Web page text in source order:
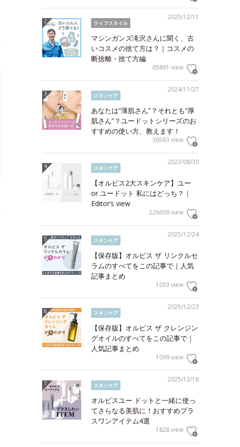
2025/12/11
ライフスタイル
マシンガンズ滝沢さんに聞く、古
いコスメの捨て方は？｜コスメの
断捨離・捨て方編
65891 view
2024/11/27
スキンケア
あなたは“薄肌さん”？それとも“厚
肌さん”？ユードットシリーズのお
すすめの使い方、教えます！
36583 view
2023/08/30
スキンケア
【オルビス2大スキンケア】ユー
or ユードット 私にはどっち？｜
Editor’s view
226609 view
2025/12/24
スキンケア
【保存版】オルビス ザ リンクルセ
ラムのすべてをこの記事で｜人気
記事まとめ
1033 view
2025/12/23
スキンケア
【保存版】オルビス ザ クレンジン
グオイルのすべてをこの記事で｜
人気記事まとめ
1099 view
2025/12/18
スキンケア
オルビスユー ドットと一緒に使っ
てさらなる美肌に！おすすめプラ
スワンアイテム4選
1828 view